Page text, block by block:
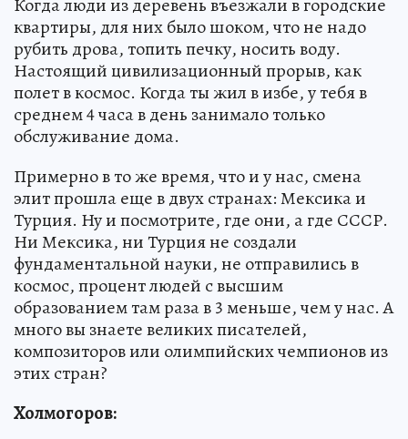
квартиры, для них было шоком, что не надо
рубить дрова, топить печку, носить воду.
Настоящий цивилизационный прорыв, как
полет в космос. Когда ты жил в избе, у тебя в
среднем 4 часа в день занимало только
обслуживание дома.
Примерно в то же время, что и у нас, смена
элит прошла еще в двух странах: Мексика и
Турция. Ну и посмотрите, где они, а где СССР.
Ни Мексика, ни Турция не создали
фундаментальной науки, не отправились в
космос, процент людей с высшим
образованием там раза в 3 меньше, чем у нас. А
много вы знаете великих писателей,
композиторов или олимпийских чемпионов из
этих стран?
Холмогоров: